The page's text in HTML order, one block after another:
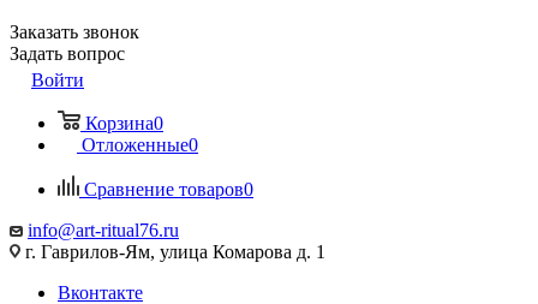
Заказать звонок
Задать вопрос
Войти
Корзина0
Отложенные0
Сравнение товаров0
info@art-ritual76.ru
г. Гаврилов-Ям, улица Комарова д. 1
Вконтакте